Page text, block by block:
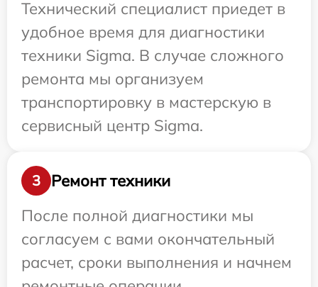
Технический специалист приедет в
удобное время для диагностики
техники Sigma. В случае сложного
ремонта мы организуем
транспортировку в мастерскую в
сервисный центр Sigma.
3
Ремонт техники
После полной диагностики мы
согласуем с вами окончательный
расчет, сроки выполнения и начнем